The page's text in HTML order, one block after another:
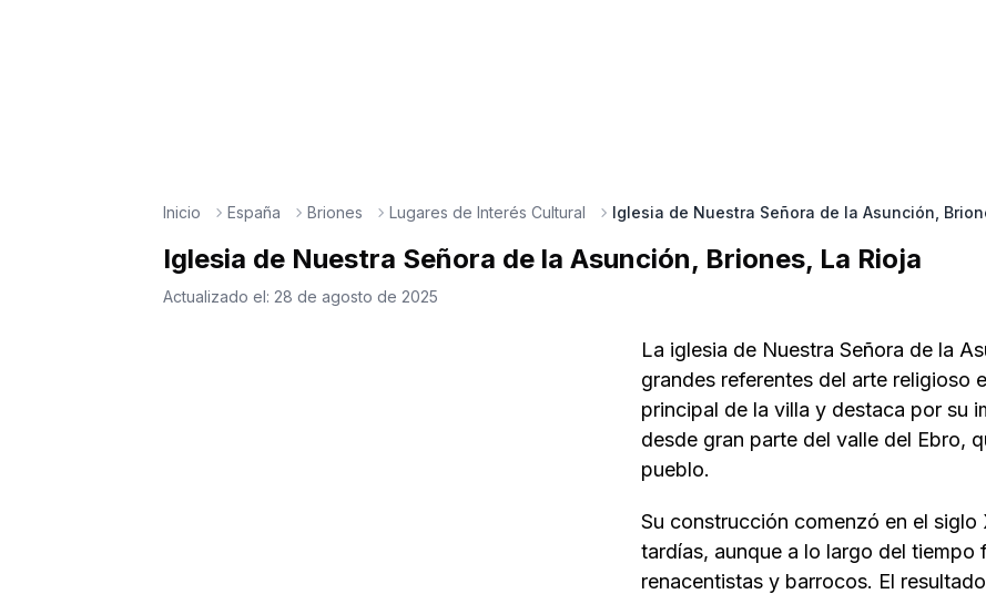
Inicio España Briones Lugares de Interés Cultural
Iglesia de Nuestra Señora de la Asunción, Briones, La Rioja
Actualizado el: 28 de agosto de 2025
La iglesia de Nuestra Señora de la
grandes referentes del arte religioso
principal de la villa y destaca por su
desde gran parte del valle del Ebro,
pueblo.
Su construcción comenzó en el
tardías, aunque a lo largo del
renacentistas y barrocos. El